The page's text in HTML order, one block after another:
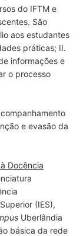
do IFTM e
São
aos estudantes
práticas; II.
informações e
o processo
e evasão da
Docência
(IES),
Uberlândia
básica da rede